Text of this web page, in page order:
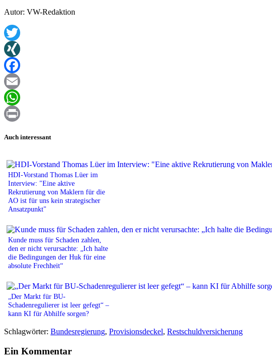
Autor: VW-Redaktion
Twitter
XING
Facebook
Email
WhatsApp
Auch interessant
HDI-Vorstand Thomas Lüer im
Interview: "Eine aktive
Rekrutierung von Maklern für die
AO ist für uns kein strategischer
Ansatzpunkt"
Kunde muss für Schaden zahlen,
den er nicht verursachte: „Ich halte
die Bedingungen der Huk für eine
absolute Frechheit“
„Der Markt für BU-
Schadenregulierer ist leer gefegt“ –
kann KI für Abhilfe sorgen?
Schlagwörter: Bundesregierung, Provisionsdeckel, Restschuldversicherung
Ein Kommentar